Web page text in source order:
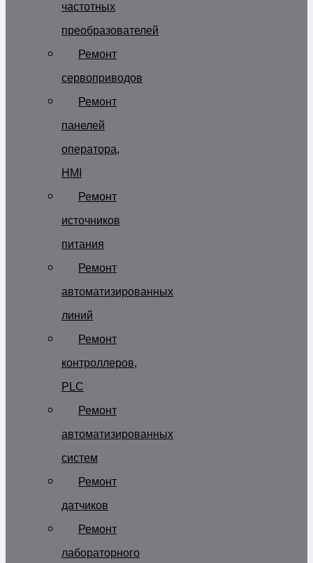
частотных
преобразователей
Ремонт
сервоприводов
Ремонт
панелей
оператора,
HMI
Ремонт
источников
питания
Ремонт
автоматизированных
линий
Ремонт
контроллеров,
PLC
Ремонт
автоматизированных
систем
Ремонт
датчиков
Ремонт
лабораторного